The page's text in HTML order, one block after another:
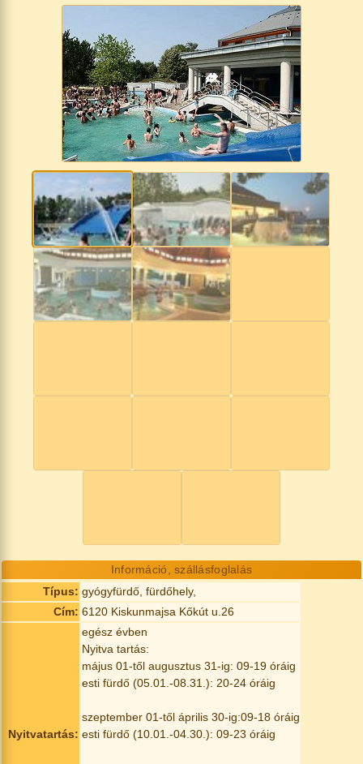
Információ, szállásfoglalás
Típus: gyógyfürdő, fürdőhely,
Cím: 6120 Kiskunmajsa Kőkút u.26
Nyitvatartás:
egész évben
Nyitva tartás:
május 01-től augusztus 31-ig: 09-19 óráig
esti fürdő (05.01.-08.31.): 20-24 óráig
szeptember 01-től április 30-ig:09-18 óráig
esti fürdő (10.01.-04.30.): 09-23 óráig